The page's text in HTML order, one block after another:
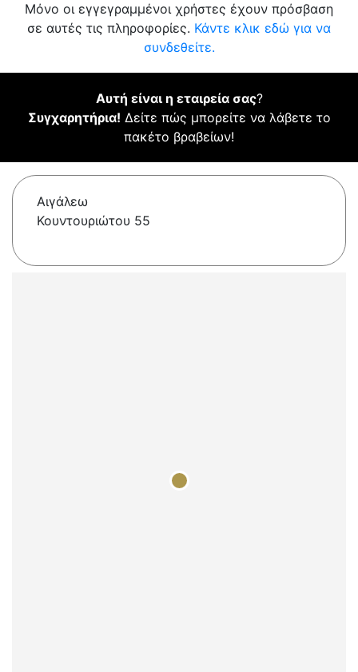
Μόνο οι εγγεγραμμένοι χρήστες έχουν πρόσβαση
σε αυτές τις πληροφορίες. Κάντε κλικ εδώ για να
συνδεθείτε.
Αυτή είναι η εταιρεία σας?
Συγχαρητήρια! Δείτε πώς μπορείτε να λάβετε το
πακέτο βραβείων!
Αιγάλεω
Κουντουριώτου 55